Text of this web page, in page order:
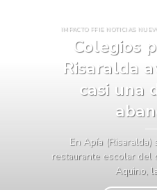
IMPACTO FFIE NOTICIAS
Colegios
Risaralda
casi una
En Apía
restaurante escolar del
Aquino,